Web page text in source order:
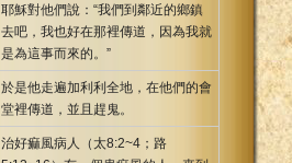
耶穌對他們說：“我們到鄰近的鄉鎮
去吧，我也好在那裡傳道，因為我就
是為這事而來的。”
於是他走遍加利利全地，在他們的會
堂裡傳道，並且趕鬼。
治好痲風病人（太8:2~4；路